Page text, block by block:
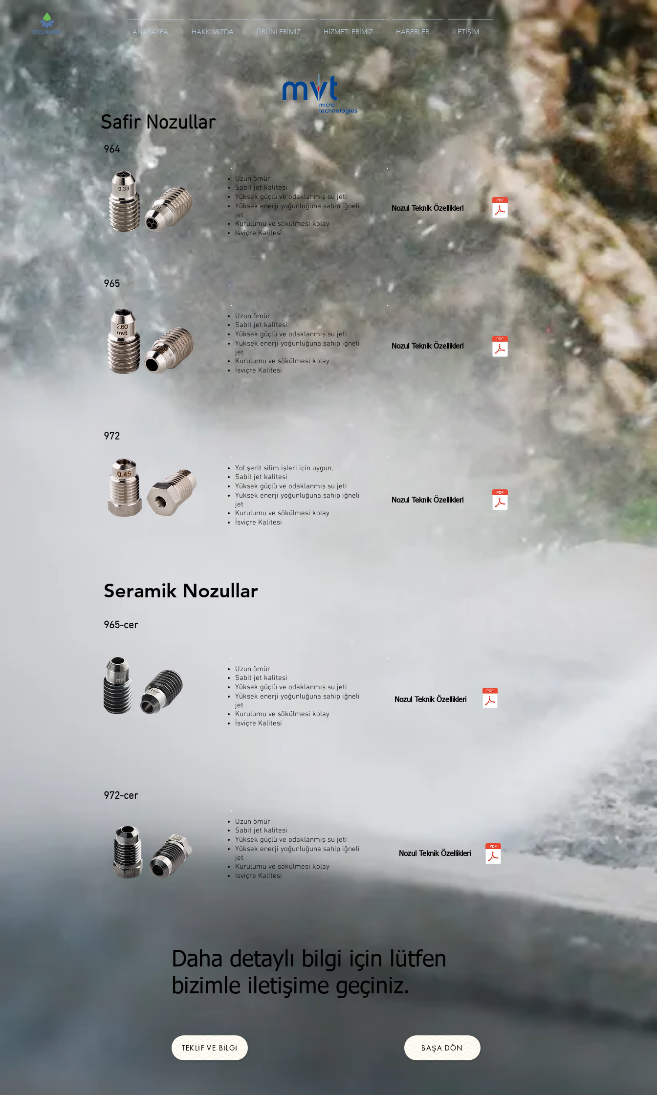
ANASAYFA HAKKIMIZDA ÜRÜNLERİMİZ HİZMETLERİMİZ HABERLER İLETİŞİM
Safir Nozullar
964
Uzun ömür
Sabit jet kalitesi
Yüksek güçlü ve odaklanmış su jeti
Yüksek enerji yoğunluğuna sahip iğneli
jet
Kurulumu ve sökülmesi kolay
İsviçre Kalitesi
Nozul Teknik Özellikleri
965
Uzun ömür
Sabit jet kalitesi
Yüksek güçlü ve odaklanmış su jeti
Yüksek enerji yoğunluğuna sahip iğneli
jet
Kurulumu ve sökülmesi kolay
İsviçre Kalitesi
Nozul Teknik Özellikleri
972
Yol şerit silim işleri için uygun,
Sabit jet kalitesi
Yüksek güçlü ve odaklanmış su jeti
Yüksek enerji yoğunluğuna sahip iğneli
jet
Kurulumu ve sökülmesi kolay
İsviçre Kalitesi
Nozul Teknik Özellikleri
Seramik Nozullar
965-cer
Uzun ömür
Sabit jet kalitesi
Yüksek güçlü ve odaklanmış su jeti
Yüksek enerji yoğunluğuna sahip iğneli
jet
Kurulumu ve sökülmesi kolay
İsviçre Kalitesi
Nozul Teknik Özellikleri
972-cer
Uzun ömür
Sabit jet kalitesi
Yüksek güçlü ve odaklanmış su jeti
Yüksek enerji yoğunluğuna sahip iğneli
jet
Kurulumu ve sökülmesi kolay
İsviçre Kalitesi
Nozul Teknik Özellikleri
Daha detaylı bilgi için lütfen
bizimle iletişime geçiniz.
TEKLIF VE BILGI BAŞA DÖN